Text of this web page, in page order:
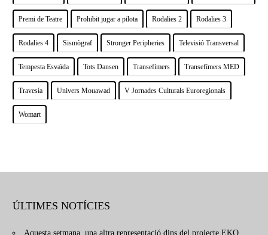
Premi de Teatre Prohibit jugar a pilota Rodalies 2 Rodalies 3
Rodalies 4 Sismògraf Stronger Peripheries Televisió Transversal
Tempesta Esvaïda Tots Dansen Transefímers Transefímers MED
Travesía Univers Mouawad V Jornades Culturals Euroregionals
Womart
ÚLTIMES NOTÍCIES
Aquesta setmana, una altra representació dins del projecte EKO